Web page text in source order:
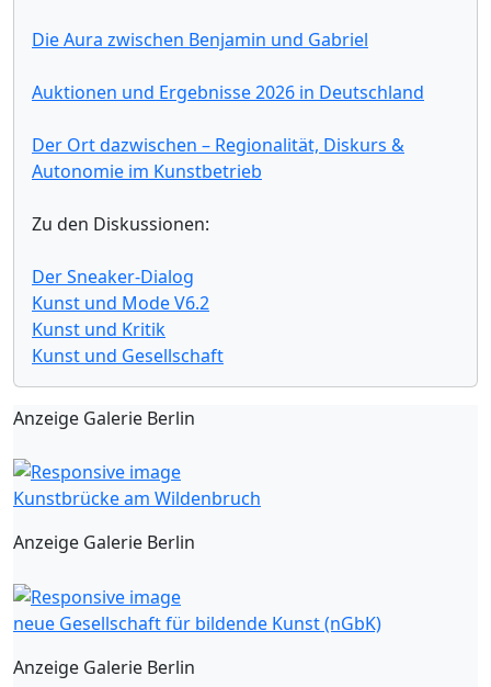
Die Aura zwischen Benjamin und Gabriel
Auktionen und Ergebnisse 2026 in Deutschland
Der Ort dazwischen – Regionalität, Diskurs &
Autonomie im Kunstbetrieb
Zu den Diskussionen:
Der Sneaker-Dialog
Kunst und Mode V6.2
Kunst und Kritik
Kunst und Gesellschaft
Anzeige Galerie Berlin
Kunstbrücke am Wildenbruch
Anzeige Galerie Berlin
neue Gesellschaft für bildende Kunst (nGbK)
Anzeige Galerie Berlin